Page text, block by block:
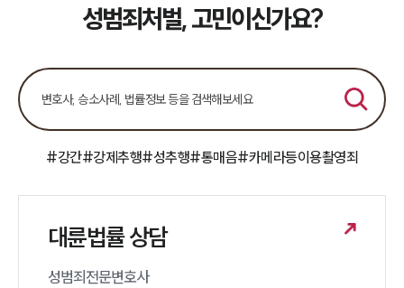
성범죄처벌, 고민이신가요?
#강간#강제추행#성추행#통매음#카메라등이용촬영죄
대륜법률 상담
성범죄전문변호사